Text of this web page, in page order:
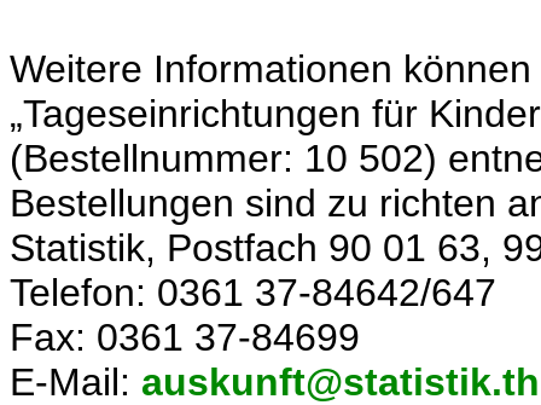
Weitere Informationen
„Tageseinrichtungen für
(Bestellnummer: 10 502)
Bestellungen sind zu richten
Statistik, Postfach 90 01 63,
Telefon: 0361 37-84642/647
Fax: 0361 37-84699
E-Mail: